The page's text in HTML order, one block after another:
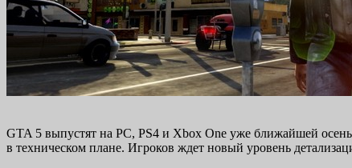
GTA 5 выпустят на PC, PS4 и Xbox One уже ближайшей
в техническом плане. Игроков ждет новый уровень